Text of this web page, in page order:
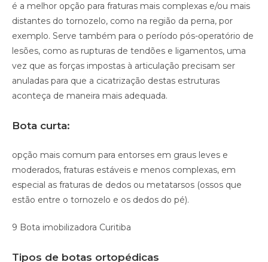
é a melhor opção para fraturas mais complexas e/ou mais
distantes do tornozelo, como na região da perna, por
exemplo. Serve também para o período pós-operatório de
lesões, como as rupturas de tendões e ligamentos, uma
vez que as forças impostas à articulação precisam ser
anuladas para que a cicatrização destas estruturas
aconteça de maneira mais adequada.
Bota curta:
opção mais comum para entorses em graus leves e
moderados, fraturas estáveis e menos complexas, em
especial as fraturas de dedos ou metatarsos (ossos que
estão entre o tornozelo e os dedos do pé).
9 Bota imobilizadora Curitiba
Tipos de botas ortopédicas